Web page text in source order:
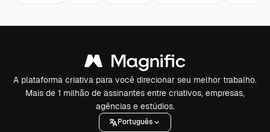
A plataforma criativa para você direcionar seu melhor trabalho.
Mais de 1 milhão de assinantes entre criativos, empresas,
agências e estúdios.
Português